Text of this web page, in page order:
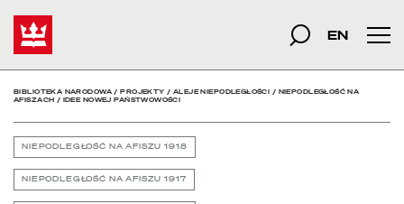
Idee nowej szukana fraza
Szukaj
EN
BIBLIOTEKA NARODOWA/PROJEKTY / ALEJE NIEPODLEGŁOŚCI / NIEPODLEGŁOŚĆ NA
AFISZACH / IDEE NOWEJ PAŃSTWOWOŚCI
NIEPODLEGŁOŚĆ NA AFISZU 1918
NIEPODLEGŁOŚĆ NA AFISZU 1917